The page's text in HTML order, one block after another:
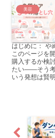
美容
はじめに： や
このページを
購入するか検
たい――そう考
いう発想は賢明